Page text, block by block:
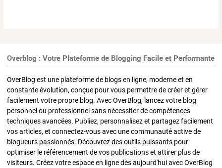
Overblog : Votre Plateforme de Blogging Facile et Performante
OverBlog est une plateforme de blogs en ligne, moderne et en
constante évolution, conçue pour vous permettre de créer et gérer
facilement votre propre blog. Avec OverBlog, lancez votre blog
personnel ou professionnel sans nécessiter de compétences
techniques avancées. Publiez, personnalisez et partagez facilement
vos articles, et connectez-vous avec une communauté active de
blogueurs passionnés. Découvrez des outils puissants pour
optimiser le référencement de vos publications et attirer plus de
visiteurs. Créez votre espace en ligne dès aujourd'hui avec OverBlog